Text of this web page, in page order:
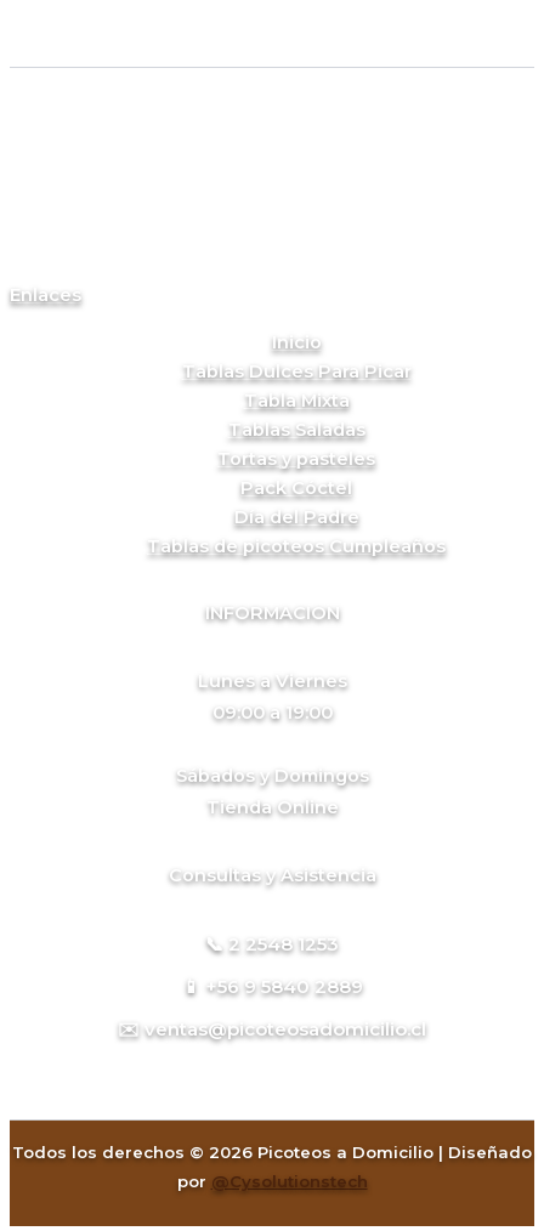
Enlaces
Inicio
Tablas Dulces Para Picar
Tabla Mixta
Tablas Saladas
Tortas y pasteles
Pack Cóctel
Día del Padre
Tablas de picoteos Cumpleaños
INFORMACION
Lunes a Viernes
09:00 a 19:00
Sábados y Domingos
Tienda Online
Consultas y Asistencia
📞 2 2548 1253
📱 +56 9 5840 2889
✉️ ventas@picoteosadomicilio.cl
Todos los derechos © 2026 Picoteos a Domicilio | Diseñado
por @Cysolutionstech